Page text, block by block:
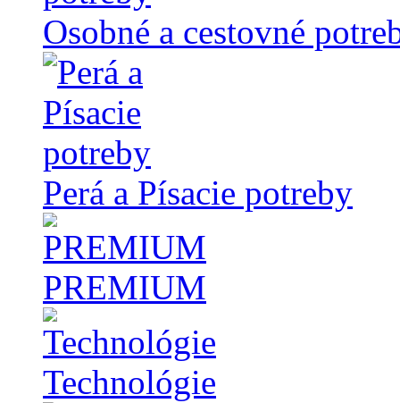
Osobné a cestovné
Perá a Písacie potreby
PREMIUM
Technológie